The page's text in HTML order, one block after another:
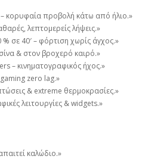
κορυφαία προβολή κάτω από ήλιο.»
λεπτομερείς λήψεις.»
σε 40′ – φόρτιση χωρίς άγχος.»
& στον βροχερό καιρό.»
– κινηματογραφικός ήχος.»
zero lag.»
& extreme θερμοκρασίες.»
λειτουργίες & widgets.»
καλώδιο.»